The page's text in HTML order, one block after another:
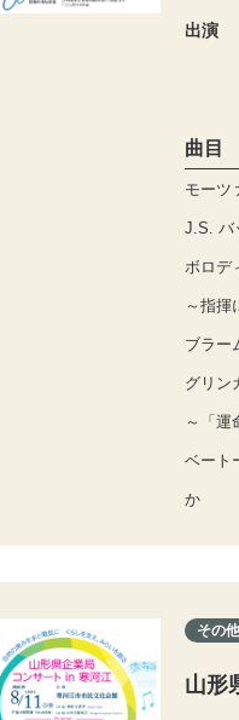
出演
曲目
モーツ
J.S. バ
ボロデ
～指揮
ブラー
グリン
～「運
ベート
か
その
山形